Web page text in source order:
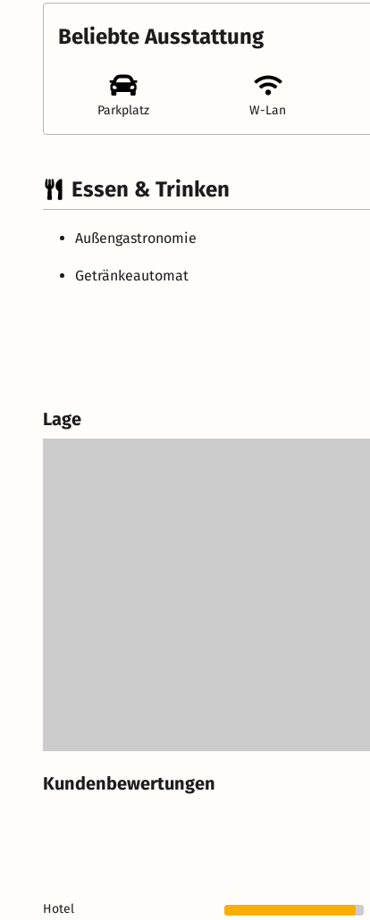
Beliebte Ausstattung
Parkplatz W-Lan
Essen & Trinken
Außengastronomie
Getränkeautomat
Lage
Kundenbewertungen
Hotel